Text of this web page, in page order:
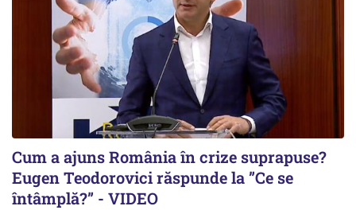
Cum a ajuns România în crize suprapuse?
Eugen Teodorovici răspunde la ”Ce se
întâmplă?” - VIDEO